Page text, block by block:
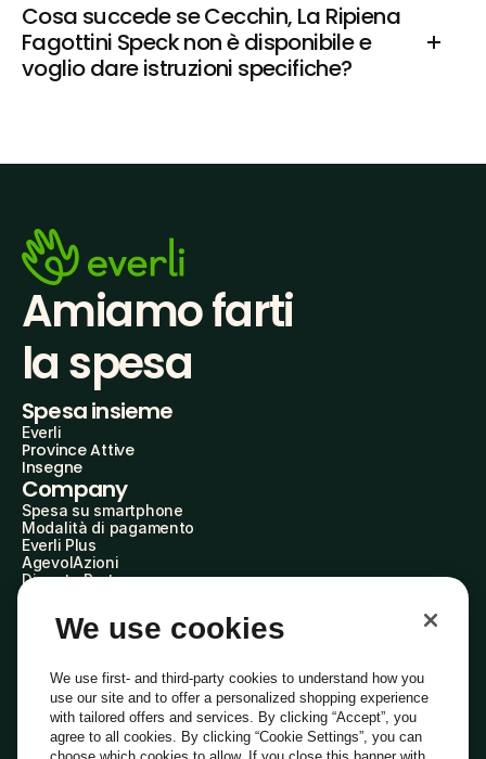
Cosa succede se Cecchin, La Ripiena
Fagottini Speck non è disponibile e
voglio dare istruzioni specifiche?
Amiamo farti
la spesa
Spesa insieme
Everli
Province Attive
Insegne
Company
Spesa su smartphone
Modalità di pagamento
Everli Plus
AgevolAzioni
Diventa Partner
Everli Shoppers
About Us
Everli News
Domande frequenti
Lavora con noi
Diventa Shopper
Investitori
We use cookies
We use first- and third-party cookies to understand how you
use our site and to offer a personalized shopping experience
with tailored offers and services. By clicking “Accept”, you
agree to all cookies. By clicking “Cookie Settings”, you can